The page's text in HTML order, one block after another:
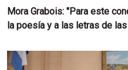
Mora Grabois: "Para este
la poesía y a las letras de